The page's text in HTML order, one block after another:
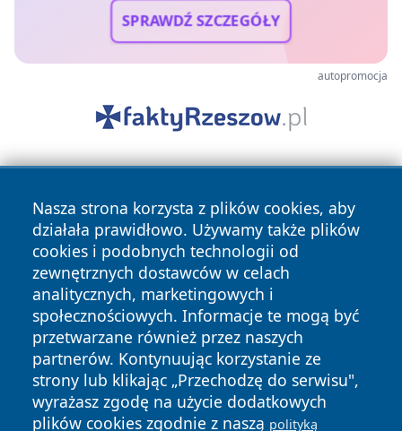
SPRAWDŹ SZCZEGÓŁY
autopromocja
Nasza strona korzysta z plików cookies, aby
działała prawidłowo. Używamy także plików
cookies i podobnych technologii od
zewnętrznych dostawców w celach
analitycznych, marketingowych i
społecznościowych. Informacje te mogą być
przetwarzane również przez naszych
partnerów. Kontynuując korzystanie ze
strony lub klikając „Przechodzę do serwisu",
wyrażasz zgodę na użycie dodatkowych
plików cookies zgodnie z naszą polityką
Copyright © 2026 wpruszkowie.pl Wszystkie prawa
zastrzeżone.
News Autorzy
Polityka
Prywatności
Polityka
Cookies